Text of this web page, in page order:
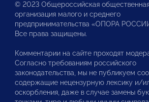
© 2023 Общероссийская
организация малого и среднего
предпринимательства «ОПОРА
Все права защищены.
Комментарии на сайте проходят
Согласно требованиям российского
законодательства, мы не публикуем
содержащие нецензурную лексику и/
оскорбления, даже в случае замены